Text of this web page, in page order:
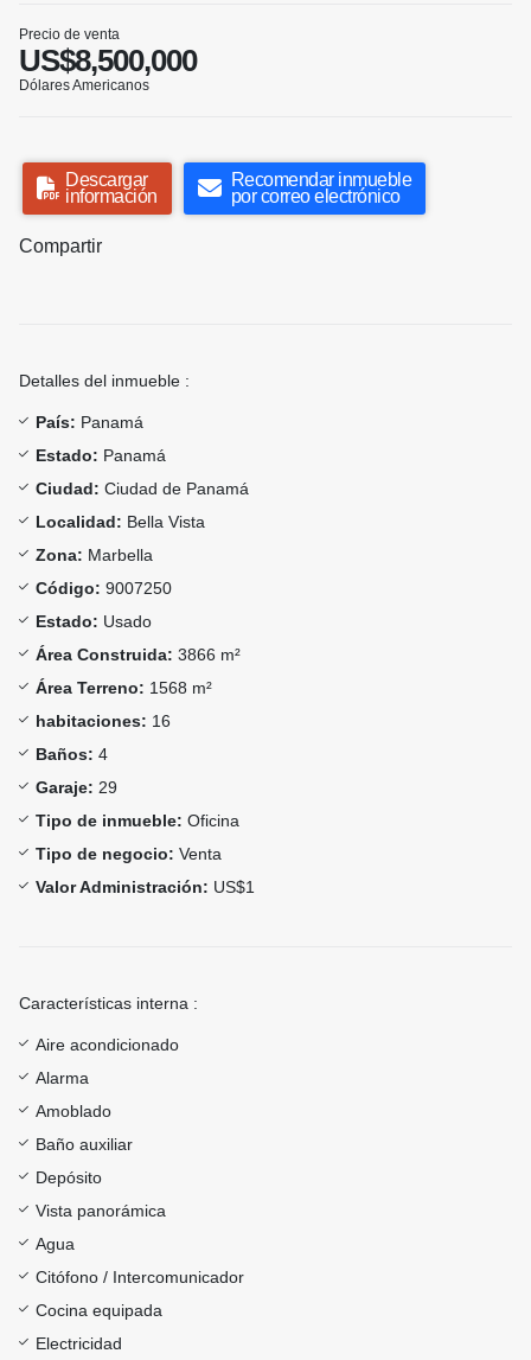
Precio de venta
US$8,500,000
Dólares Americanos
Descargar
información
Recomendar inmueble
por correo electrónico
Compartir
Detalles del inmueble :
País: Panamá
Estado: Panamá
Ciudad: Ciudad de Panamá
Localidad: Bella Vista
Zona: Marbella
Código: 9007250
Estado: Usado
Área Construida: 3866 m²
Área Terreno: 1568 m²
habitaciones: 16
Baños: 4
Garaje: 29
Tipo de inmueble: Oficina
Tipo de negocio: Venta
Valor Administración: US$1
Características interna :
Aire acondicionado
Alarma
Amoblado
Baño auxiliar
Depósito
Vista panorámica
Agua
Citófono / Intercomunicador
Cocina equipada
Electricidad